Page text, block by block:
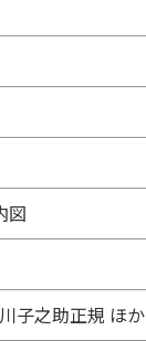
図
子之助正規 ほか